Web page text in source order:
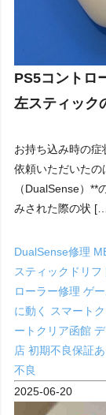
PS5コントロ
左スティック
お持ち込み時の
依頼いただいたの
（DualSense）
みされた際の状
DualSense修理
スティックドリフ
ローラー修理ゲ
に動く
スマート
ートクリア函館
店初期不良保証あ
不良
2025-06-20